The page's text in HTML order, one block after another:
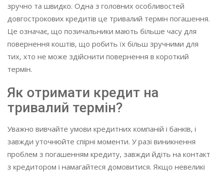
зручно та швидко. Одна з головних особливостей
довгострокових кредитів це тривалий термін погашення.
Це означає, що позичальники мають більше часу для
повернення коштів, що робить їх більш зручними для
тих, хто не може здійснити повернення в короткий
термін.
Як отримати кредит на
тривалий термін?
Уважно вивчайте умови кредитних компаній і банків, і
завжди уточнюйте спірні моменти. У разі виникнення
проблем з погашенням кредиту, завжди йдіть на контакт
з кредитором і намагайтеся домовитися. Якщо невеликі